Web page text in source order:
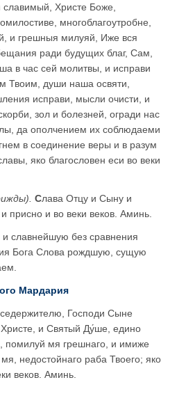
Христе Боже,
многоблагоутробне,
и грешныя милуяй, Иже вся
ради будущих благ, Сам,
в час сей молитвы, и исправи
Твоим, души наша освяти,
исправи, мысли очисти, и
зол и болезней, огради нас
да ополчением их соблюдаеми
в соединение веры и в разум
яко благословен еси во веки
Слава Отцу и Сыну и
присно и во веки веков. Аминь.
славнейшую без сравнения
Бога Слова рождшую, сущую
Мардария
Господи Сыне
и Святый Ду́ше, едино
помилуй мя грешнаго, и имиже
недостойнаго раба Твоего; яко
веков. Аминь.